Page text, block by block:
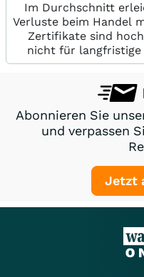
Im Durchschnitt
Verluste beim Handel
Zertifikate sind
nicht für langfristige
Abonnieren Sie
und verpassen
Jetzt